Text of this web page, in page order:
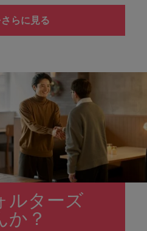
らに見る
ルターズ
か？